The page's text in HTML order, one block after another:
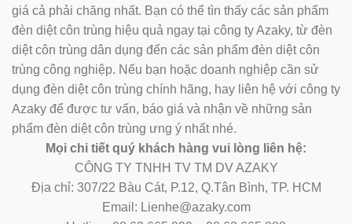
giá cả phải chăng nhất. Bạn có thể tìn thấy các sản phẩm
đèn diệt côn trùng hiệu quả ngay tại công ty Azaky, từ đèn
diệt côn trùng dân dụng đến các sản phẩm đèn diệt côn
trùng công nghiệp. Nếu bạn hoặc doanh nghiệp cần sử
dụng đèn diệt côn trùng chính hãng, hay liên hệ với công ty
Azaky để được tư vấn, báo giá và nhận về những sản
phẩm đèn diệt côn trùng ưng ý nhất nhé.
Mọi chi tiết quý khách hàng vui lòng liên hệ:
CÔNG TY TNHH TV TM DV AZAKY
Địa chỉ: 307/22 Bàu Cát, P.12, Q.Tân Bình, TP. HCM
Email: Lienhe@azaky.com